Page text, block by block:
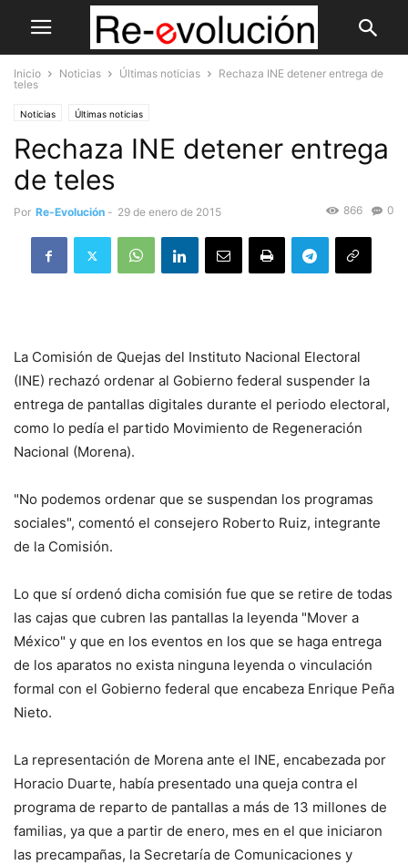
Inicio Noticias Últimas noticias
Rechaza INE detener entrega de
teles
Noticias Últimas noticias
Rechaza INE detener entrega
de teles
Por Re-Evolución - 29 de enero de 2015 0
866
La Comisión de Quejas del Instituto Nacional Electoral
(INE) rechazó ordenar al Gobierno federal suspender la
entrega de pantallas digitales durante el periodo electoral,
como lo pedía el partido Movimiento de Regeneración
Nacional (Morena).
"No podemos ordenar que se suspendan los programas
sociales", comentó el consejero Roberto Ruiz, integrante
de la Comisión.
Lo que sí ordenó dicha comisión fue que se retire de todas
las cajas que cubren las pantallas la leyenda "Mover a
México" y que en los eventos en los que se haga entrega
de los aparatos no exista ninguna leyenda o vinculación
formal con el Gobierno federal que encabeza Enrique Peña
Nieto.
La representación de Morena ante el INE, encabezada por
Horacio Duarte, había presentado una queja contra el
programa de reparto de pantallas a más de 13 millones de
familias, ya que a partir de enero, mes en el que iniciaron
las precampañas, la Secretaría de Comunicaciones y